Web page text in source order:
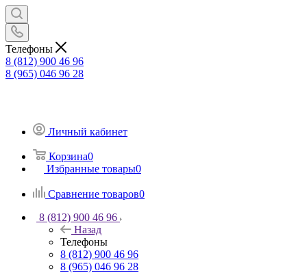
Телефоны
8 (812) 900 46 96
8 (965) 046 96 28
Личный кабинет
Корзина0
Избранные товары0
Сравнение товаров0
8 (812) 900 46 96
Назад
Телефоны
8 (812) 900 46 96
8 (965) 046 96 28